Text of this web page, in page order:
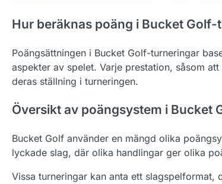
Hur beräknas poäng i Bucket
Poängsättningen i Bucket Golf-turneringar
aspekter av spelet. Varje prestation, såsom
deras ställning i turneringen.
Översikt av poängsystem i Bucket
Bucket Golf använder en mängd olika
lyckade slag, där olika handlingar ger olika
Vissa turneringar kan anta ett slagspelformat,